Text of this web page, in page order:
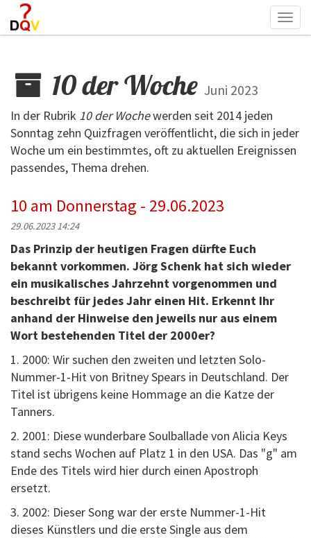
10 der WocheJuni 2023
In der Rubrik 10 der Wochewerden seit 2014 jeden
Sonntag zehn Quizfragen veröffentlicht, die sich in jeder
Woche um ein bestimmtes, oft zu aktuellen Ereignissen
passendes, Thema drehen.
10 am Donnerstag - 29.06.2023
29.06.2023 14:24
Das Prinzip der heutigen Fragen dürfte Euch
bekannt vorkommen. Jörg Schenk hat sich wieder
ein musikalisches Jahrzehnt vorgenommen und
beschreibt für jedes Jahr einen Hit. Erkennt Ihr
anhand der Hinweise den jeweils nur aus einem
Wort bestehenden Titel der 2000er?
1. 2000: Wir suchen den zweiten und letzten Solo-
Nummer-1-Hit von Britney Spears in Deutschland. Der
Titel ist übrigens keine Hommage an die Katze der
Tanners.
2. 2001: Diese wunderbare Soulballade von Alicia Keys
stand sechs Wochen auf Platz 1 in den USA. Das "g" am
Ende des Titels wird hier durch einen Apostroph
ersetzt.
3. 2002: Dieser Song war der erste Nummer-1-Hit
dieses Künstlers und die erste Single aus dem